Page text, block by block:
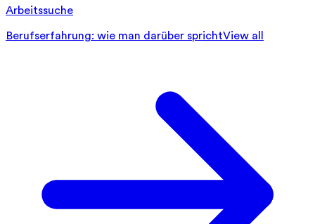
Arbeitssuche
Berufserfahrung: wie man darüber sprichtView all